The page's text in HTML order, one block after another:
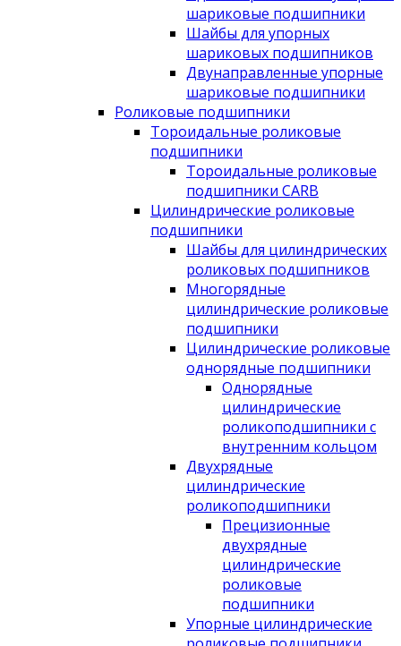
шариковые подшипники
Шайбы для упорных
шариковых подшипников
Двунаправленные упорные
шариковые подшипники
Роликовые подшипники
Тороидальные роликовые
подшипники
Тороидальные роликовые
подшипники CARB
Цилиндрические роликовые
подшипники
Шайбы для цилиндрических
роликовых подшипников
Многорядные
цилиндрические роликовые
подшипники
Цилиндрические роликовые
однорядные подшипники
Однорядные
цилиндрические
роликоподшипники с
внутренним кольцом
Двухрядные
цилиндрические
роликоподшипники
Прецизионные
двухрядные
цилиндрические
роликовые
подшипники
Упорные цилиндрические